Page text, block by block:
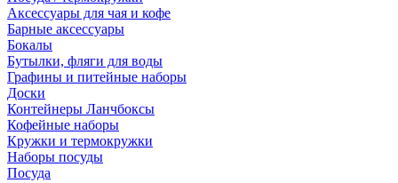
Аксессуары для чая и кофе
Барные аксессуары
Бокалы
Бутылки, фляги для воды
Графины и питейные наборы
Доски
Контейнеры Ланчбоксы
Кофейные наборы
Кружки и термокружки
Наборы посуды
Посуда